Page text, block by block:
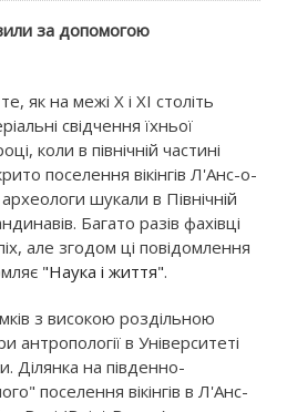
за допомогою
як на межі X і XI століть
свідчення їхньої
коли в північній частині
поселення вікінгів Л'Анс-о-
шукали в Північній
Багато разів фахівці
але згодом ці повідомлення
"Наука і життя".
з високою роздільною
в Університеті
Ділянка на південно-
поселення вікінгів в Л'Анс-